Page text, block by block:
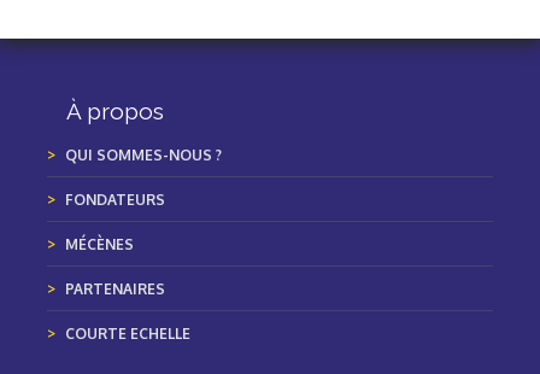
À propos
QUI SOMMES-NOUS ?
FONDATEURS
MÉCÈNES
PARTENAIRES
COURTE ECHELLE